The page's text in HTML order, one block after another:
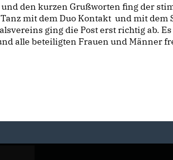
den kurzen Grußworten fing der
mit dem Duo Kontakt und mit dem
ging die Post erst richtig ab.
alle beteiligten Frauen und Männer